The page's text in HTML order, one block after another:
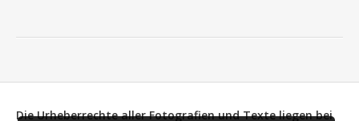
Die Urheberrechte aller Fotografien und Texte liegen bei